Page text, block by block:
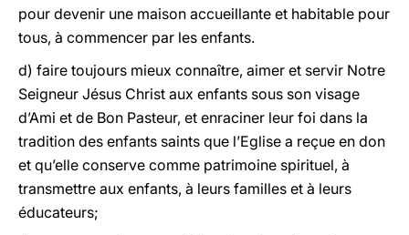
pour devenir une maison accueillante et habitable pour
tous, à commencer par les enfants.
d) faire toujours mieux connaître, aimer et servir Notre
Seigneur Jésus Christ aux enfants sous son visage
d’Ami et de Bon Pasteur, et enraciner leur foi dans la
tradition des enfants saints que l’Eglise a reçue en don
et qu’elle conserve comme patrimoine spirituel, à
transmettre aux enfants, à leurs familles et à leurs
éducateurs;